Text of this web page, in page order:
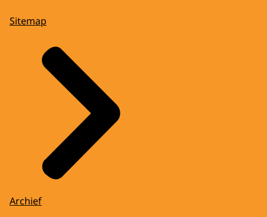
Sitemap
Archief